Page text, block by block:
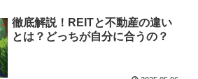
徹底解説！REITと不動産の違い
とは？どっちが自分に合うの？